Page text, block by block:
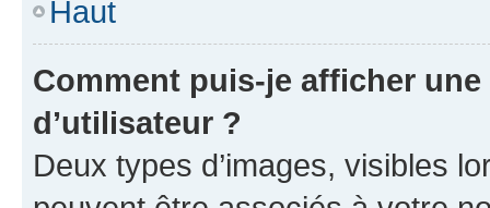
Haut
Comment puis-je afficher
d’utilisateur ?
Deux types d’images, visibles